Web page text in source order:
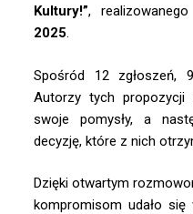
Kultury!”,
2025.
Spośród 12 zgłoszeń,
Autorzy tych propozycji
swoje pomysły, a
decyzję, które z nich
Dzięki otwartym
kompromisom udało się